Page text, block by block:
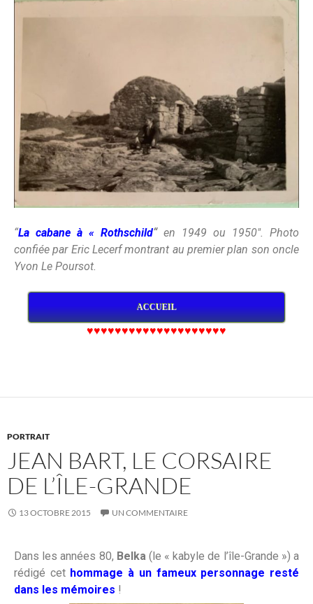
“La cabane à « Rothschild“en 1949 ou 1950″. Photo
confiée par Eric Lecerf montrant au premier plan son oncle
Yvon Le Poursot.
ACCUEIL
♥♥♥♥♥♥♥♥♥♥♥♥♥♥♥♥♥♥♥♥
PORTRAIT
JEAN BART, LE CORSAIRE
DE L’ÎLE-GRANDE
13 OCTOBRE 2015 UN COMMENTAIRE
Dans les années 80, Belka(le « kabyle de l’île-Grande ») a
rédigé cet hommage à un fameux personnage resté
dans les mémoires !